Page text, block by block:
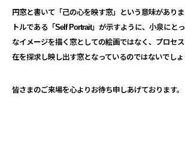
円窓と書いて「己の心を映す窓」という意味がありま
トルである「Self Portrait」が示すように、小泉にとっ
なイメージを描く窓としての絵画ではなく、 プロセ
在を探求し映し出す窓となっているのではないでしょ
皆さまのご来場を心よりお待ち申しあげております。